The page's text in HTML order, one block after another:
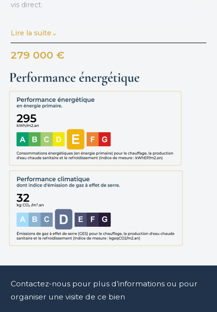
vis direct.
Le bien a fait l’objet d’une rénovation complète fin
2023 : électricité, plomberie, isolation, mobilier et
Aucun travaux n’est à prévoir, ni dans l’appartement ni
---
Une cave complète ce bien. Le stationnement
s’effectue librement sur le parking collectif gratuit de la
résidence.
Le chauffage collectif est inclus dans les charges, avec
l’eau.
---
L’emplacement est particulièrement recherché :
tramway à quelques minutes, gare d’Annemasse
accessible rapidement, voie verte à proximité et
frontière suisse à environ 10 minutes.
Lire la suite
279 000 €
Contactez-nous pour plus d’informations ou pour
organiser une visite de ce bien